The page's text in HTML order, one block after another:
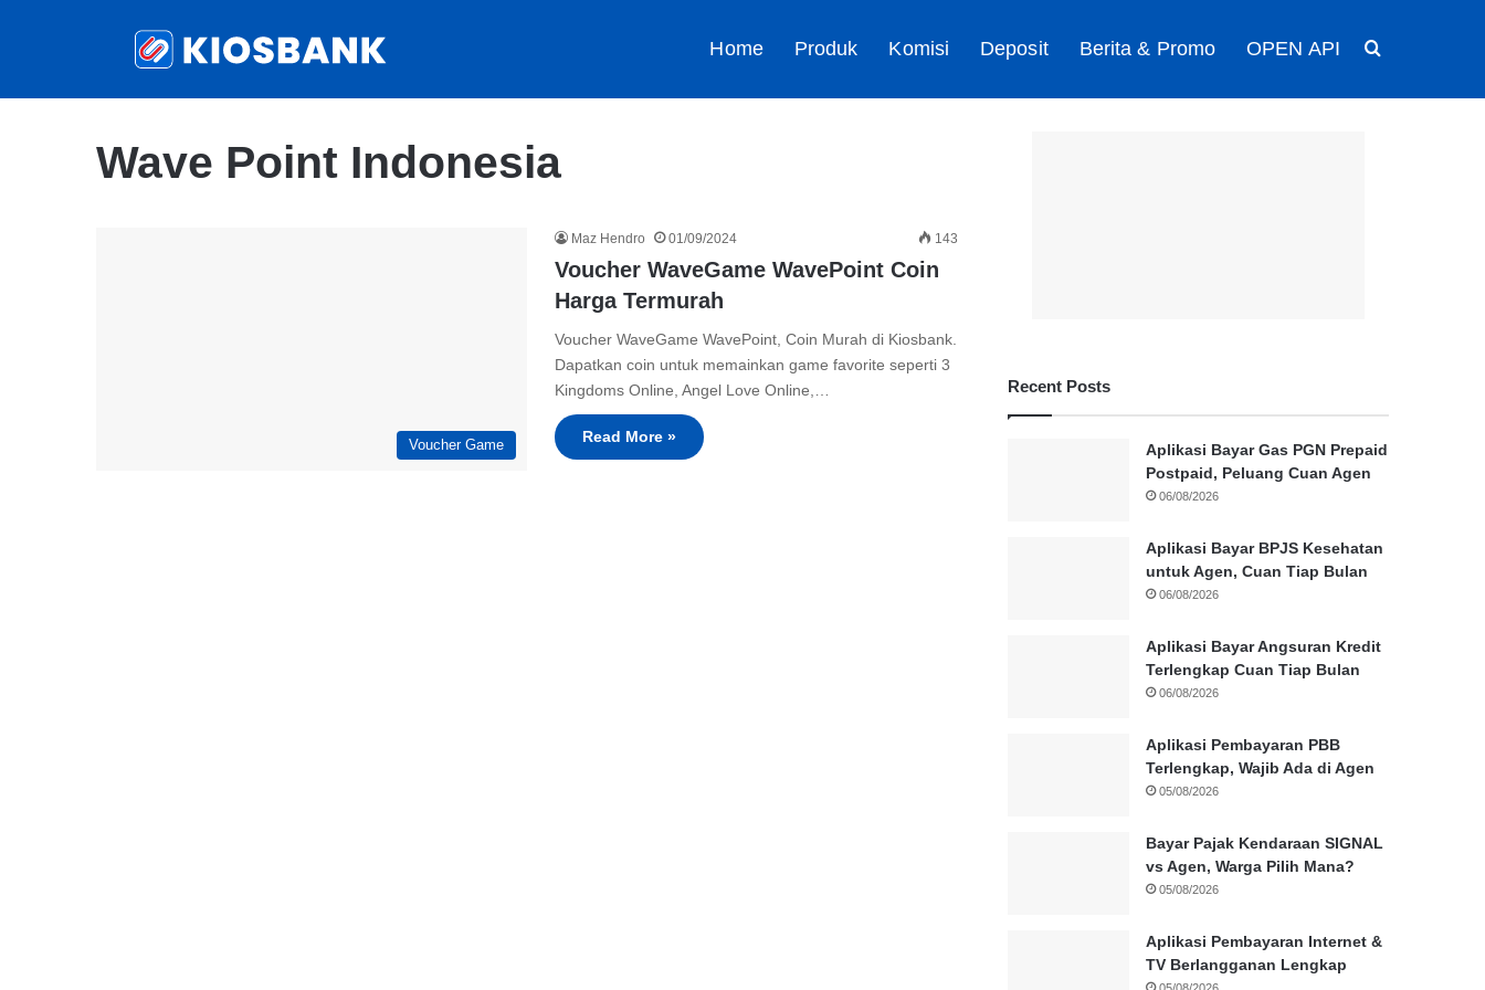
Home Produk Komisi Deposit Berita & Promo OPEN API
Wave Point Indonesia
Voucher Game
Maz Hendro 01/09/2024 143
Voucher WaveGame WavePoint Coin
Harga Termurah
Voucher WaveGame WavePoint, Coin Murah di Kiosbank.
Dapatkan coin untuk memainkan game favorite seperti 3
Kingdoms Online, Angel Love Online,…
Read More »
Recent Posts
Aplikasi Bayar Gas PGN Prepaid
Postpaid, Peluang Cuan Agen
06/08/2026
Aplikasi Bayar BPJS Kesehatan
untuk Agen, Cuan Tiap Bulan
06/08/2026
Aplikasi Bayar Angsuran Kredit
Terlengkap Cuan Tiap Bulan
06/08/2026
Aplikasi Pembayaran PBB
Terlengkap, Wajib Ada di Agen
05/08/2026
Bayar Pajak Kendaraan SIGNAL
vs Agen, Warga Pilih Mana?
05/08/2026
Aplikasi Pembayaran Internet &
TV Berlangganan Lengkap